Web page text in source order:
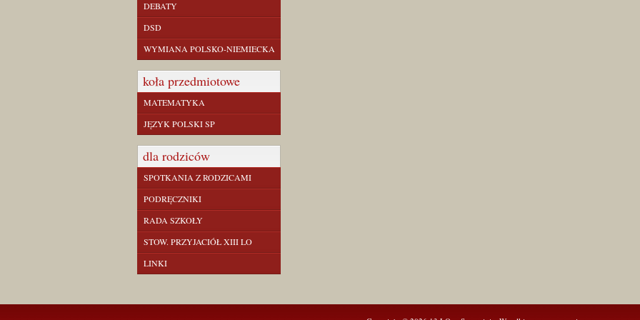
DEBATY
DSD
WYMIANA POLSKO-NIEMIECKA
koła przedmiotowe
MATEMATYKA
JĘZYK POLSKI SP
dla rodziców
SPOTKANIA Z RODZICAMI
PODRĘCZNIKI
RADA SZKOŁY
STOW. PRZYJACIÓŁ XIII LO
LINKI